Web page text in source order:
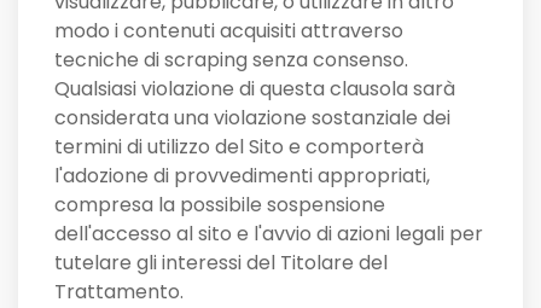
modo i contenuti acquisiti attraverso
tecniche di scraping senza consenso.
Qualsiasi violazione di questa clausola sarà
considerata una violazione sostanziale dei
termini di utilizzo del Sito e comporterà
l'adozione di provvedimenti appropriati,
compresa la possibile sospensione
dell'accesso al sito e l'avvio di azioni legali per
tutelare gli interessi del Titolare del
Trattamento.